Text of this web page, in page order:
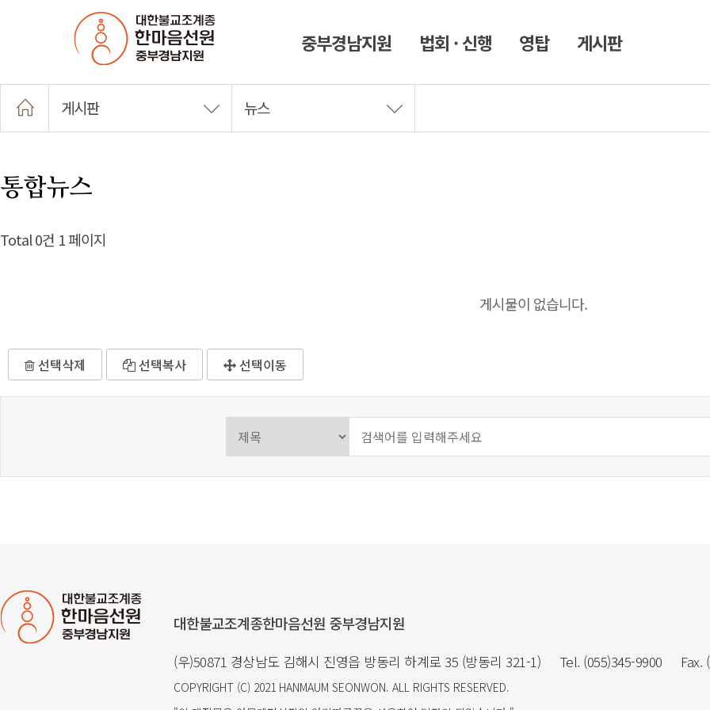
중부경남지원 법회 · 신행 영탑 게시판
게시판 뉴스
통합뉴스
Total 0건 1 페이지
게시물이 없습니다.
선택삭제 선택복사 선택이동
대한불교조계종한마음선원 중부경남지원
(우)50871 경상남도 김해시 진영읍 방동리 하계로 35 (방동리 321-1) Tel. (055)345-9900 Fax.
COPYRIGHT (C) 2021 HANMAUM SEONWON. ALL RIGHTS RESERVED.